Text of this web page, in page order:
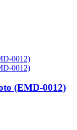
(EMD-0012)